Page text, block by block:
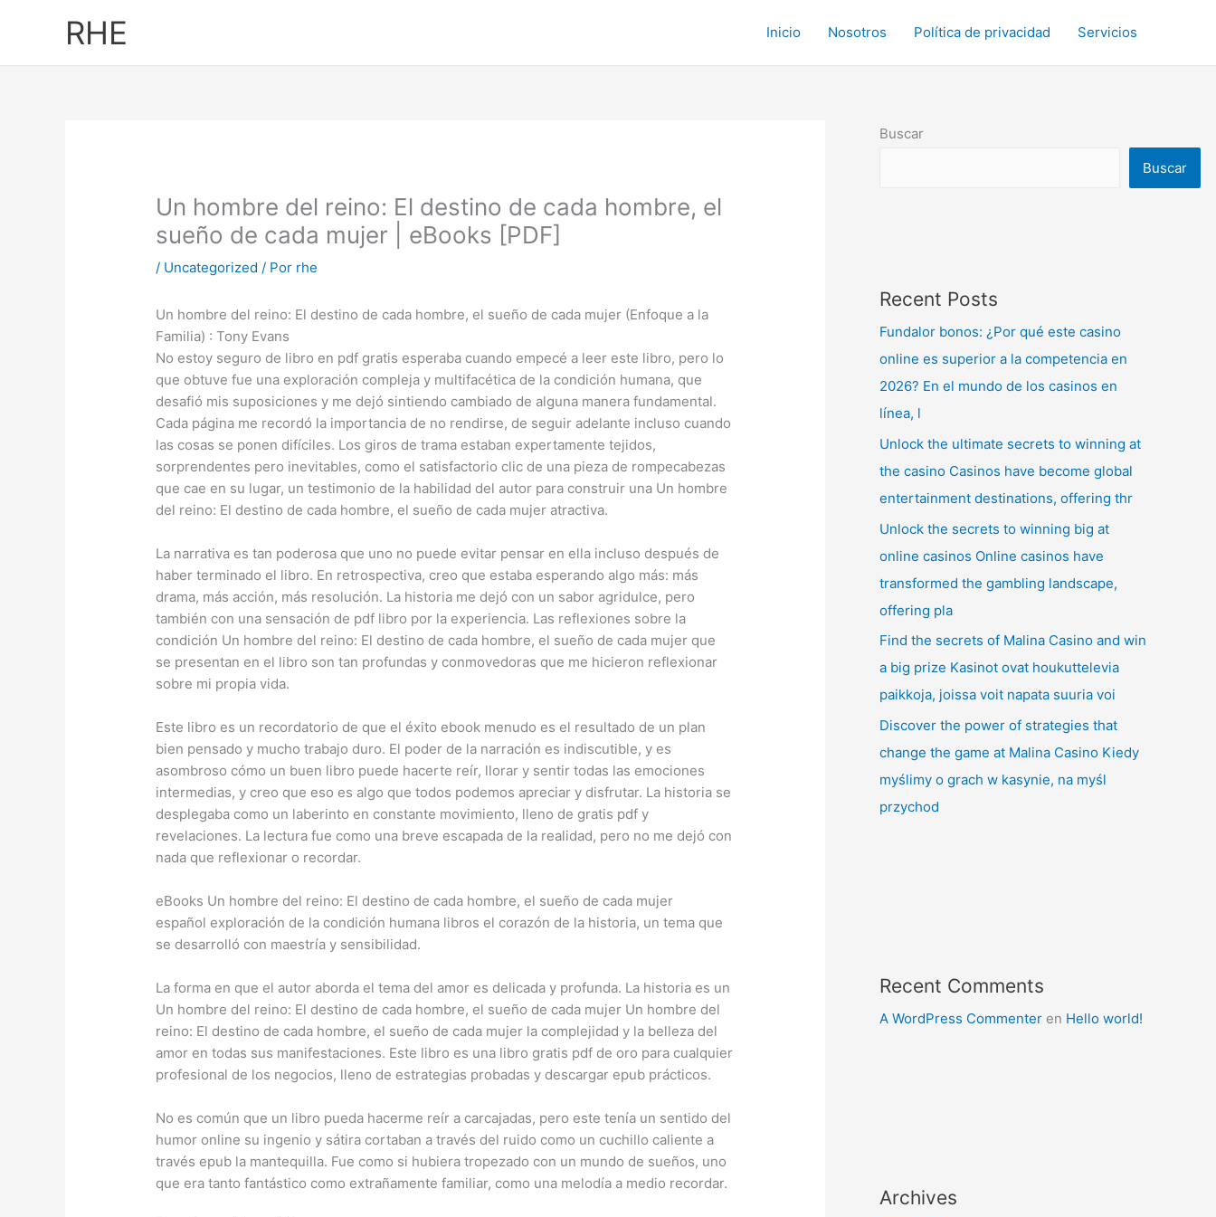
RHE Inicio Nosotros Política de privacidad Servicios
Un hombre del reino: El destino de cada hombre, el
sueño de cada mujer | eBooks [PDF]
/ Uncategorized / Por rhe
Un hombre del reino: El destino de cada hombre, el sueño de cada mujer (Enfoque a la
Familia) : Tony Evans
No estoy seguro de libro en pdf gratis esperaba cuando empecé a leer este libro, pero lo
que obtuve fue una exploración compleja y multifacética de la condición humana, que
desafió mis suposiciones y me dejó sintiendo cambiado de alguna manera fundamental.
Cada página me recordó la importancia de no rendirse, de seguir adelante incluso cuando
las cosas se ponen difíciles. Los giros de trama estaban expertamente tejidos,
sorprendentes pero inevitables, como el satisfactorio clic de una pieza de rompecabezas
que cae en su lugar, un testimonio de la habilidad del autor para construir una Un hombre
del reino: El destino de cada hombre, el sueño de cada mujer atractiva.
La narrativa es tan poderosa que uno no puede evitar pensar en ella incluso después de
haber terminado el libro. En retrospectiva, creo que estaba esperando algo más: más
drama, más acción, más resolución. La historia me dejó con un sabor agridulce, pero
también con una sensación de pdf libro por la experiencia. Las reflexiones sobre la
condición Un hombre del reino: El destino de cada hombre, el sueño de cada mujer que
se presentan en el libro son tan profundas y conmovedoras que me hicieron reflexionar
sobre mi propia vida.
Este libro es un recordatorio de que el éxito ebook menudo es el resultado de un plan
bien pensado y mucho trabajo duro. El poder de la narración es indiscutible, y es
asombroso cómo un buen libro puede hacerte reír, llorar y sentir todas las emociones
intermedias, y creo que eso es algo que todos podemos apreciar y disfrutar. La historia se
desplegaba como un laberinto en constante movimiento, lleno de gratis pdf y
revelaciones. La lectura fue como una breve escapada de la realidad, pero no me dejó con
nada que reflexionar o recordar.
eBooks Un hombre del reino: El destino de cada hombre, el sueño de cada mujer
español exploración de la condición humana libros el corazón de la historia, un tema que
se desarrolló con maestría y sensibilidad.
La forma en que el autor aborda el tema del amor es delicada y profunda. La historia es un
Un hombre del reino: El destino de cada hombre, el sueño de cada mujer Un hombre del
reino: El destino de cada hombre, el sueño de cada mujer la complejidad y la belleza del
amor en todas sus manifestaciones. Este libro es una libro gratis pdf de oro para cualquier
profesional de los negocios, lleno de estrategias probadas y descargar epub prácticos.
No es común que un libro pueda hacerme reír a carcajadas, pero este tenía un sentido del
humor online su ingenio y sátira cortaban a través del ruido como un cuchillo caliente a
través epub la mantequilla. Fue como si hubiera tropezado con un mundo de sueños, uno
que era tanto fantástico como extrañamente familiar, como una melodía a medio recordar.
Buscar
Buscar
Recent Posts
Fundalor bonos: ¿Por qué este casino
online es superior a la competencia en
2026? En el mundo de los casinos en
línea, l
Unlock the ultimate secrets to winning at
the casino Casinos have become global
entertainment destinations, offering thr
Unlock the secrets to winning big at
online casinos Online casinos have
transformed the gambling landscape,
offering pla
Find the secrets of Malina Casino and win
a big prize Kasinot ovat houkuttelevia
paikkoja, joissa voit napata suuria voi
Discover the power of strategies that
change the game at Malina Casino Kiedy
myślimy o grach w kasynie, na myśl
przychod
Recent Comments
A WordPress Commenter en Hello world!
Archives